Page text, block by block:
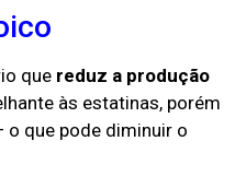
que reduz a produção
às estatinas, porém
que pode diminuir o